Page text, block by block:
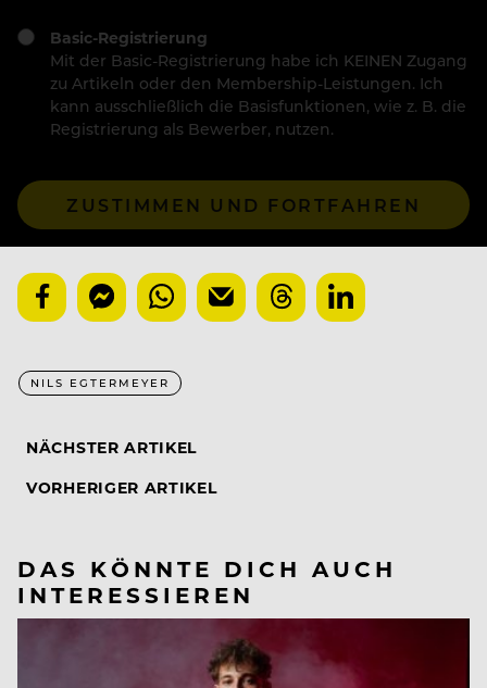
Basic-Registrierung
Mit der Basic-Registrierung habe ich KEINEN Zugang
zu Artikeln oder den Membership-Leistungen. Ich
kann ausschließlich die Basisfunktionen, wie z. B. die
Registrierung als Bewerber, nutzen.
ZUSTIMMEN UND FORTFAHREN
NILS EGTERMEYER
NÄCHSTER ARTIKEL
VORHERIGER ARTIKEL
DAS KÖNNTE DICH AUCH
INTERESSIEREN